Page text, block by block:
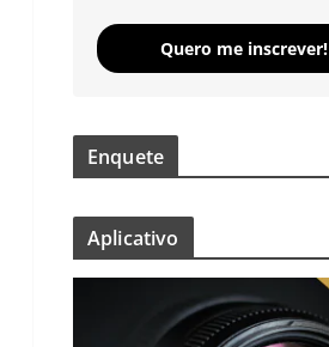
Quero me inscrever!
Enquete
Aplicativo